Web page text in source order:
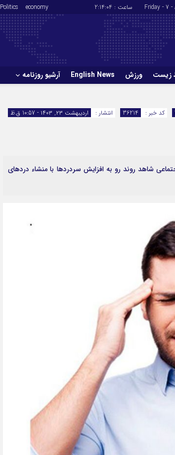
ساعت : 2:14:05
economy
Politics
زیست ورزش English News آرشیو روزنامه
English News
انتشار :
اردیبهشت ۲۳, ۱۴۰۳ - 10:57 ق.ظ کد خبر : 36214
شاهد روند رو به افزایش سردردها با منشاء دردهای